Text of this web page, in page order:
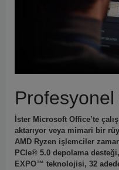
Profesyonel
İster Microsoft Office’te
aktarıyor veya mimari bir
AMD Ryzen işlemciler
PCIe® 5.0 depolama
EXPO™ teknolojisi, 32